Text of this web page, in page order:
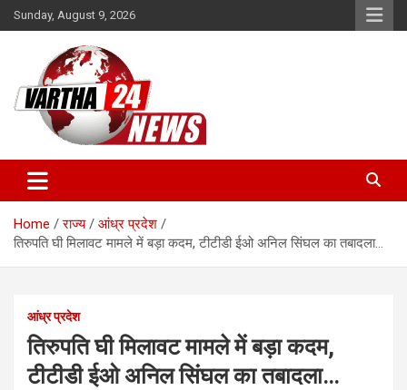
Skip
to
Sunday, August 9, 2026
Vartha 24
Home राज्य
आंध्र प्रदेश
तिरुपति घी मिलावट मामले में बड़ा कदम, टीटीडी ईओ अनिल सिंघल का तबादला…
आंध्र प्रदेश
तिरुपति घी मिलावट मामले में बड़ा कदम,
टीटीडी ईओ अनिल सिंघल का तबादला…